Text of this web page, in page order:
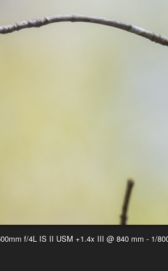
f/4L IS II USM +1.4x III @ 840 mm - 1/